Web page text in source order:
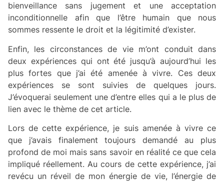
bienveillance sans jugement et une acceptation
inconditionnelle afin que l’être humain que nous
sommes ressente le droit et la légitimité d’exister.
Enfin, les circonstances de vie m’ont conduit dans
deux expériences qui ont été jusqu’à aujourd’hui les
plus fortes que j’ai été amenée à vivre. Ces deux
expériences se sont suivies de quelques jours.
J’évoquerai seulement une d’entre elles qui a le plus de
lien avec le thème de cet article.
Lors de cette expérience, je suis amenée à vivre ce
que j’avais finalement toujours demandé au plus
profond de moi mais sans savoir en réalité ce que cela
impliqué réellement. Au cours de cette expérience, j’ai
revécu un réveil de mon énergie de vie, l’énergie de